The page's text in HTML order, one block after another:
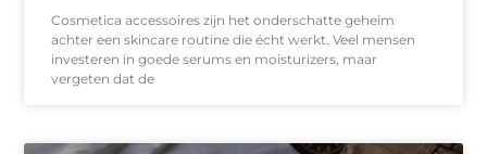
Cosmetica accessoires zijn het onderschatte geheim
achter een skincare routine die écht werkt. Veel mensen
investeren in goede serums en moisturizers, maar
vergeten dat de